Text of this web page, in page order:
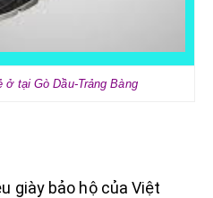
ở tại Gò Dầu-Trảng Bàng
giày bảo hộ của Việt